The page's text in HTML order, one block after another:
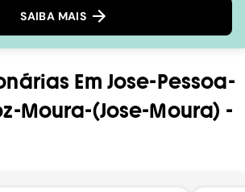
SAIBA MAIS
Em Jose-Pessoa-
Moura-(jose-Moura) -